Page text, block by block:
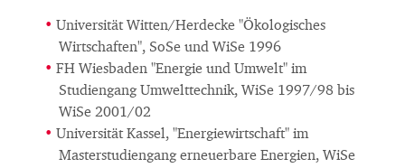
Universität Witten/Herdecke "Ökologisches
Wirtschaften", SoSe und WiSe 1996
FH Wiesbaden "Energie und Umwelt" im
Studiengang Umwelttechnik, WiSe 1997/98 bis
WiSe 2001/02
Universität Kassel, "Energiewirtschaft" im
Masterstudiengang erneuerbare Energien, WiSe